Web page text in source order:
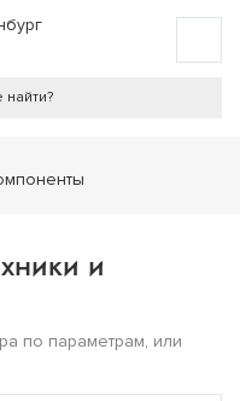
и
по параметрам, или